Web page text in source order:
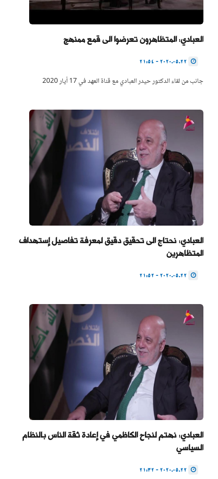
العبادي: المتظاهرون تعرضوا الى قمع ممنهج
جانب من لقاء الدكتور حيدر العبادي مع قناة العهد في 17 أيار 2020
العبادي: نحتاج الى تحقيق دقيق لمعرفة تفاصيل إستهداف
المتظاهرين
العبادي: نهتم لنجاح الكاظمي في إعادة ثقة الناس بالنظام
السياسي